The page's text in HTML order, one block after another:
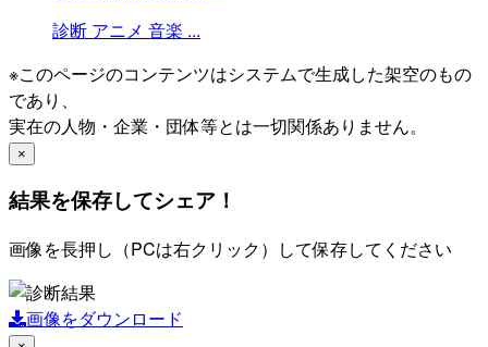
診断 アニメ 音楽 ...
※このページのコンテンツはシステムで生成した架空のもの
であり、
実在の人物・企業・団体等とは一切関係ありません。
×
結果を保存してシェア！
画像を長押し（PCは右クリック）して保存してください
画像をダウンロード